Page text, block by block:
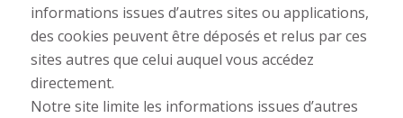
informations issues d’autres sites ou applications,
des cookies peuvent être déposés et relus par ces
sites autres que celui auquel vous accédez
directement.
Notre site limite les informations issues d’autres